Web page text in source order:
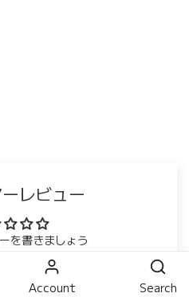
レビュー
を書きましょう
ーを書く
Account Search